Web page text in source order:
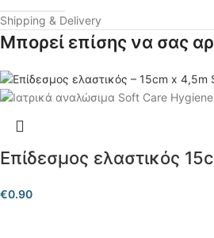
Shipping & Delivery
Μπορεί επίσης να σας
Επίδεσμος ελαστικός
€0.90